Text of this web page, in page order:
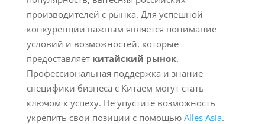
производителей с рынка. Для успешной
конкуренции важным является понимание
условий и возможностей, которые
предоставляет китайский рынок.
Профессиональная поддержка и знание
специфики бизнеса с Китаем могут стать
ключом к успеху. Не упустите возможность
укрепить свои позиции с помощью Alles Asia.